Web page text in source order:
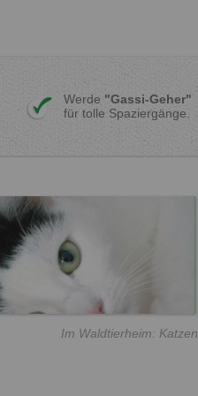
Werde "Gassi-Geher"
für tolle Spaziergänge.
Im Waldtierheim: Katzen